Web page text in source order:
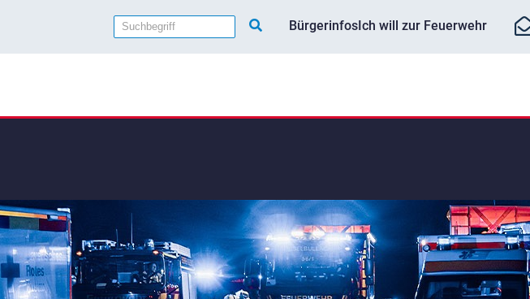
BürgerinfosIch will zur Feuerwehr